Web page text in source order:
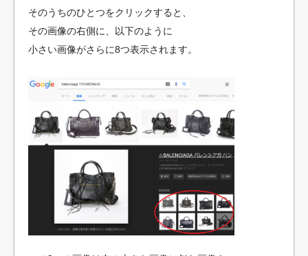
そのうちのひとつをクリックすると、
その画像の右側に、以下のように
小さい画像がさらに8つ表示されます。